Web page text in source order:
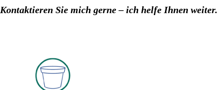
Kontaktieren Sie mich gerne – ich helfe Ihnen weiter.